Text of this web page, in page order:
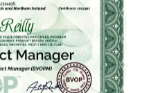
kładzie duży
do wdrożenia.
ten certyfikat
zdarzeń